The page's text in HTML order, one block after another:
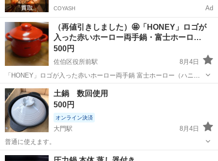
COYASH Ad
（再値引きしました）🤩「HONEY」ロゴが
入った赤いホーロー両手鍋・富士ホーロ…
500円
佐伯区役所前駅
8月4日
「HONEY」ロゴが入った赤いホーロー両手鍋 富士ホーロー（ハニー
ウェア / Honey Ware） ヴィンテージ（昭和レトロ）モデル IH対応‼️
サイズ約直径16cm（取手部分除く） ⭐️妻の実家にあった品物ですが、
それ...
広島 広島市 佐伯区役所前駅
土鍋 数回使用
500円
オンライン決済
大門駅
8月4日
普通に使えます。
広島 福山市 大門駅 調理器具